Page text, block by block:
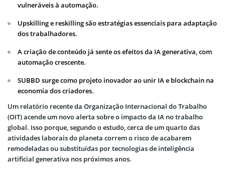
vulneráveis à automação.
Upskilling e reskilling são estratégias essenciais para adaptação
dos trabalhadores.
A criação de conteúdo já sente os efeitos da IA generativa, com
automação crescente.
SUBBD surge como projeto inovador ao unir IA e blockchain na
economia dos criadores.
Um relatório recente da Organização Internacional do Trabalho
(OIT) acende um novo alerta sobre o impacto da IA no trabalho
global. Isso porque, segundo o estudo, cerca de um quarto das
atividades laborais do planeta correm o risco de acabarem
remodeladas ou substituídas por tecnologias de inteligência
artificial generativa nos próximos anos.